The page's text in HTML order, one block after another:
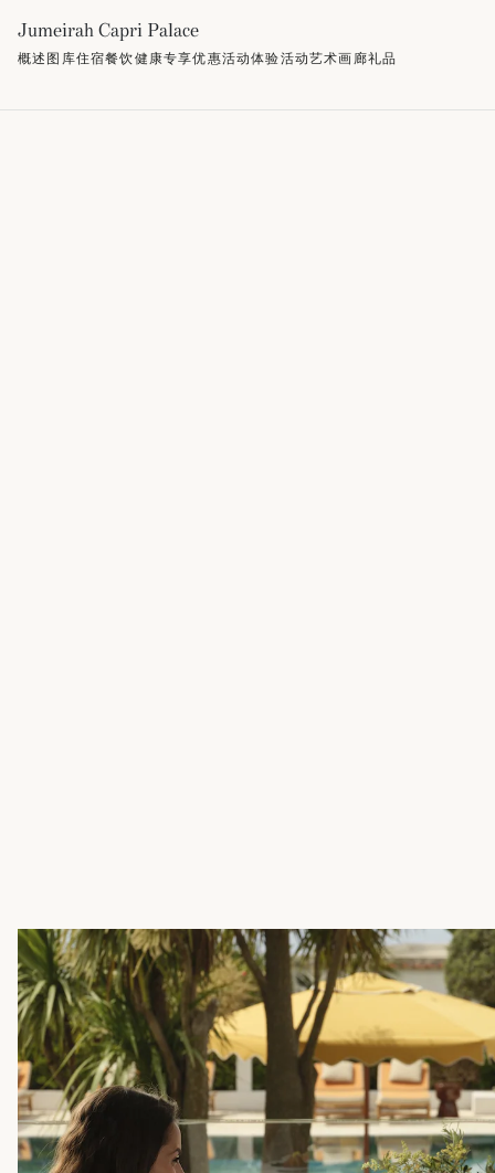
Jumeirah Capri Palace
概述图库住宿餐饮健康专享优惠活动体验活动艺术画廊礼品